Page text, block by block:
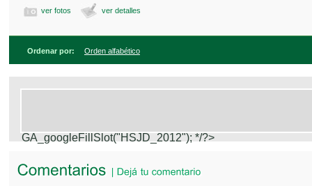
ver fotos ver detalles
Ordenar por: Orden alfabético
GA_googleFillSlot("HSJD_2012"); */?>